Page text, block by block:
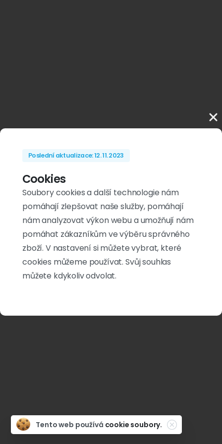
Poslední aktualizace: 12. 11. 2023
Cookies
Soubory cookies a další technologie nám
pomáhají zlepšovat naše služby, pomáhají
nám analyzovat výkon webu a umožňují nám
pomáhat zákazníkům ve výběru správného
zboží. V nastavení si můžete vybrat, které
cookies můžeme používat. Svůj souhlas
můžete kdykoliv odvolat.
Tento web používá cookie soubory. Close